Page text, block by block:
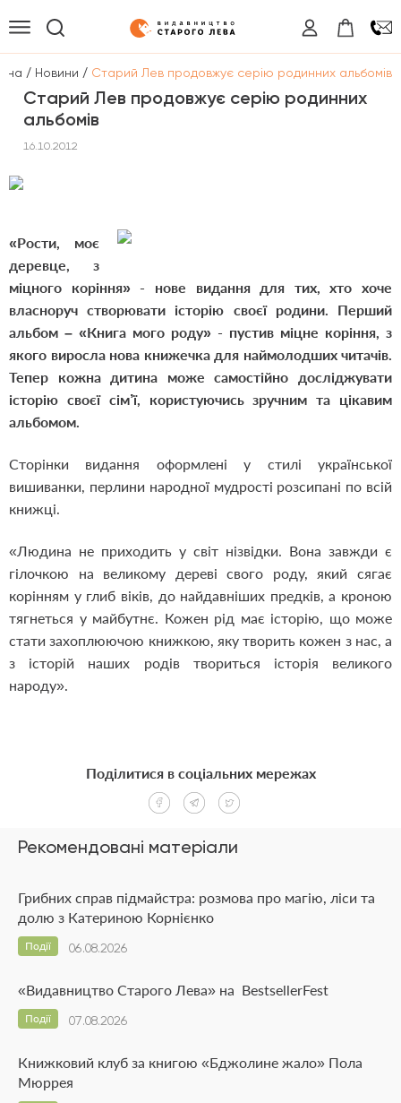
/ Новини / Старий Лев продовжує серію родинних альбомів
Старий Лев продовжує серію родинних
альбомів
16.10.2012
«Рости, моє
деревце, з
міцного коріння» - нове видання для тих, хто хоче
власноруч створювати історію своєї родини. Перший
альбом – «Книга мого роду» - пустив міцне коріння, з
якого виросла нова книжечка для наймолодших читачів.
Тепер кожна дитина може самостійно досліджувати
історію своєї сім’ї, користуючись зручним та цікавим
альбомом.
Сторінки видання оформлені у стилі української
вишиванки, перлини народної мудрості розсипані по всій
книжці.
«Людина не приходить у світ нізвідки. Вона завжди є
гілочкою на великому дереві свого роду, який сягає
корінням у глиб віків, до найдавніших предків, а кроною
тягнеться у майбутнє. Кожен рід має історію, що може
стати захоплюючою книжкою, яку творить кожен з нас, а
з історій наших родів твориться історія великого
народу».
Рекомендовані матеріали
Грибних справ підмайстра: розмова про магію, ліси та
долю з Катериною Корнієнко
06.08.2026
Події
«Видавництво Старого Лева» на BestsellerFest
07.08.2026
Події
Книжковий клуб за книгою «Бджолине жало» Пола
Мюррея
Поділитися в соціальних мережах